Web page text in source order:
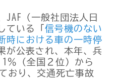
（一般社団法人日
ている「 信号機のない
時における車の一時停
が公表され、本年、兵
％（全国２位）から
おり、交通死亡事故